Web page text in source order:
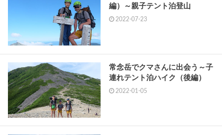
編）～親子テント泊登山
2022-07-23
常念岳でクマさんに出会う～子
連れテント泊ハイク（後編）
2022-01-05